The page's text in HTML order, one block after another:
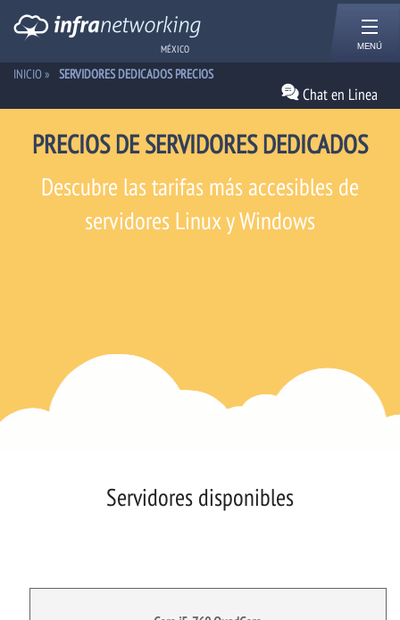
MÉXICO MENÚ
INICIO» SERVIDORES DEDICADOS PRECIOS
Chat en Linea
PRECIOS DE SERVIDORES DEDICADOS
Descubre las tarifas más accesibles de
servidores Linux y Windows
Servidores disponibles